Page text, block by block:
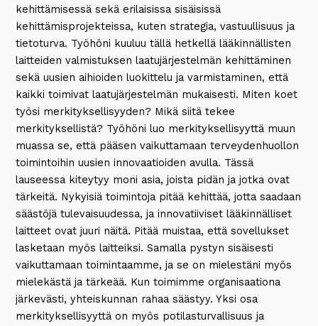
kehittämisessä sekä erilaisissa sisäisissä
kehittämisprojekteissa, kuten strategia, vastuullisuus ja
tietoturva. Työhöni kuuluu tällä hetkellä lääkinnällisten
laitteiden valmistuksen laatujärjestelmän kehittäminen
sekä uusien aihioiden luokittelu ja varmistaminen, että
kaikki toimivat laatujärjestelmän mukaisesti. Miten koet
työsi merkityksellisyyden? Mikä siitä tekee
merkityksellistä? Työhöni luo merkityksellisyyttä muun
muassa se, että pääsen vaikuttamaan terveydenhuollon
toimintoihin uusien innovaatioiden avulla. Tässä
lauseessa kiteytyy moni asia, joista pidän ja jotka ovat
tärkeitä. Nykyisiä toimintoja pitää kehittää, jotta saadaan
säästöjä tulevaisuudessa, ja innovatiiviset lääkinnälliset
laitteet ovat juuri näitä. Pitää muistaa, että sovellukset
lasketaan myös laitteiksi. Samalla pystyn sisäisesti
vaikuttamaan toimintaamme, ja se on mielestäni myös
mielekästä ja tärkeää. Kun toimimme organisaationa
järkevästi, yhteiskunnan rahaa säästyy. Yksi osa
merkityksellisyyttä on myös potilasturvallisuus ja